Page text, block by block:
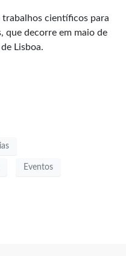
trabalhos científicos para
que decorre em maio de
Lisboa.
Eventos